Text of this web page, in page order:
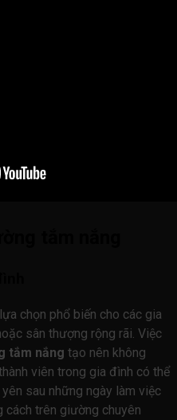
chọn phổ biến cho các gia
sân thượng rộng rãi. Việc
tắm nắng tạo nên không
viên trong gia đình có thể
sau những ngày làm việc
cách trên giường chuyên